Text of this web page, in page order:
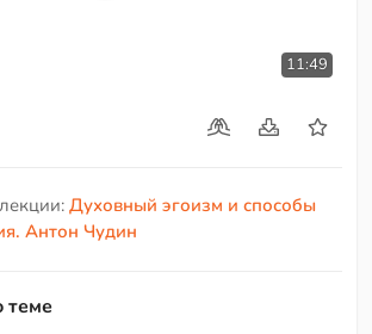
11:49
Духовный эгоизм и способы
Антон Чудин
теме